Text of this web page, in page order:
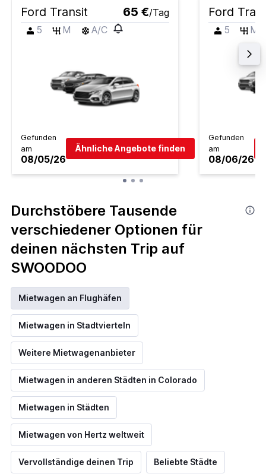
Ford Transit 65 €/Tag
5
M A/C
Gefunden
am
08/05/26
Ähnliche Angebote finden
Ford
5 M
Gefunden
am
08/06/26
Durchstöbere Tausende
verschiedener Optionen für
deinen nächsten Trip auf
SWOODOO
Mietwagen an Flughäfen
Mietwagen in Stadtvierteln
Weitere Mietwagenanbieter
Mietwagen in anderen Städten in Colorado
Mietwagen in Städten
Mietwagen von Hertz weltweit
Vervollständige deinen Trip Beliebte Städte